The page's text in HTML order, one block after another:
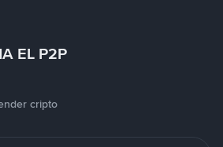
EL P2P
cripto